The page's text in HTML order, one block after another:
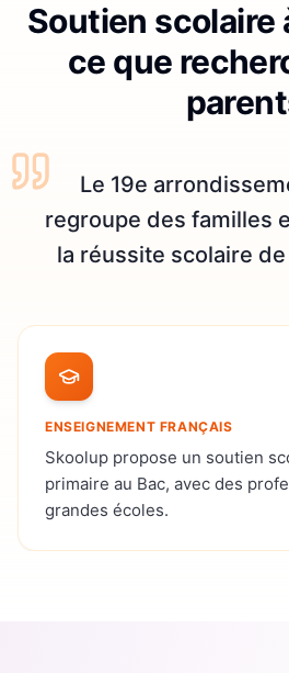
Soutien scolaire
ce que
Le 19e
regroupe des familles
la réussite scolaire
ENSEIGNEMENT FRANÇAIS
Skoolup propose un soutien
primaire au Bac, avec des
grandes écoles.